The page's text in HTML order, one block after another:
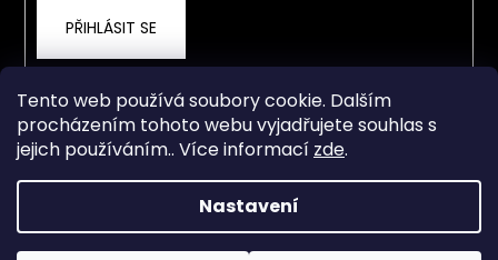
Tento web používá soubory cookie. Dalším
procházením tohoto webu vyjadřujete souhlas s
jejich používáním.. Více informací zde.
Nastavení
Od 4.5.2026 je prodejna a servis přestěhována na nové
adrese Staré Město 838, Třinec. OTEVÍRACÍ DOBA PO-ČT
PŘIHLÁSIT SE